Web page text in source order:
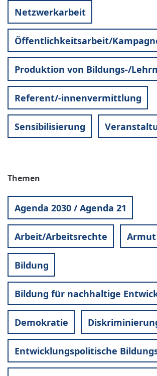
Netzwerkarbeit
Öffentlichkeitsarbeit/
Produktion von Bildungs-/
Referent/-innenvermittlung
Sensibilisierung
Themen
Agenda 2030 / Agenda 21
Arbeit/Arbeitsrechte Armut
Bildung
Bildung für nachhaltige
Demokratie
Entwicklungspolitische